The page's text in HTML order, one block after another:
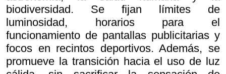
biodiversidad. Se fijan límites de
luminosidad, horarios para el
funcionamiento de pantallas publicitarias y
focos en recintos deportivos. Además, se
promueve la transición hacia el uso de luz